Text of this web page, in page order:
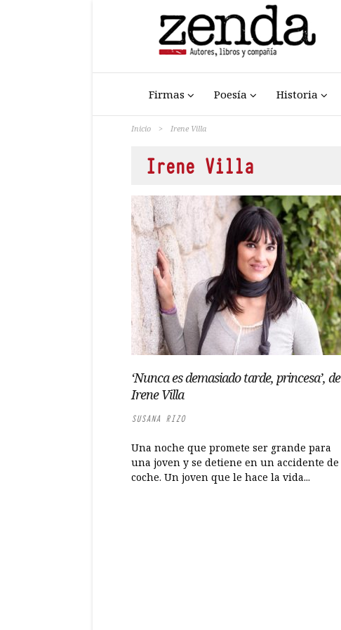
Firmas Poesía Historia
Inicio > Irene Villa
Irene Villa
‘Nunca es demasiado tarde, princesa’, de
Irene Villa
SUSANA RIZO
Una noche que promete ser grande para
una joven y se detiene en un accidente de
coche. Un joven que le hace la vida...